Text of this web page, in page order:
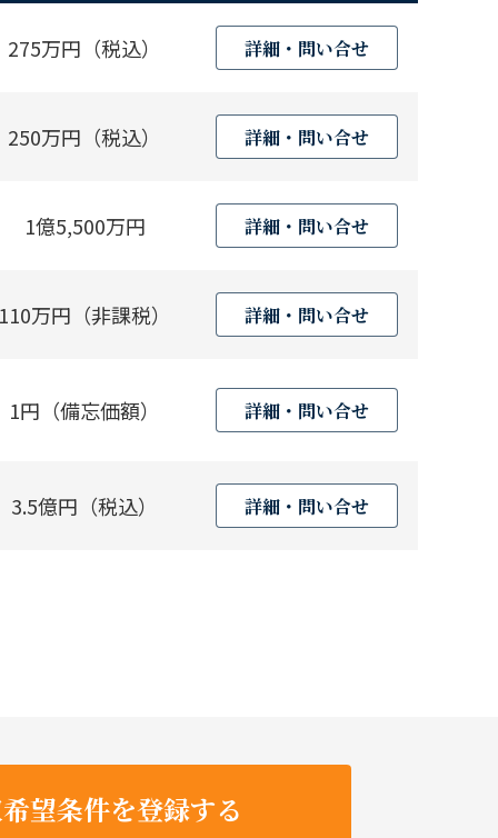
275万円（税込） 詳細・問い合せ
250万円（税込） 詳細・問い合せ
1億5,500万円 詳細・問い合せ
110万円（非課税） 詳細・問い合せ
1円（備忘価額） 詳細・問い合せ
3.5億円（税込） 詳細・問い合せ
望条件を登録する